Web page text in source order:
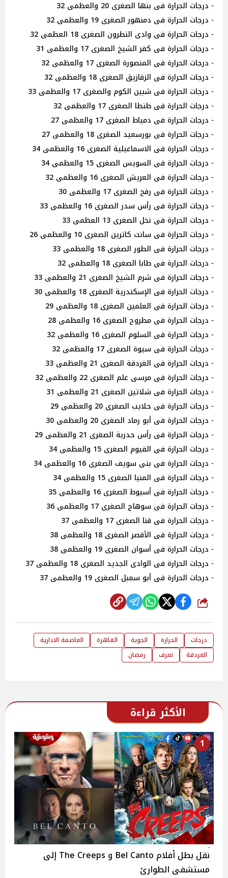
- درجات الحرارة فى بنها الصغرى 20 والعظمى 32
- درجات الحرارة فى دمنهور الصغرى 19 والعظمى 32
- درجات الحرارة فى وادى النطرون الصغرى 18 العظمى 32
- درجات الحرارة فى كفر الشيخ الصغرى 17 والعظمى 31
- درجات الحرارة فى المنصورة الصغرى 17 والعظمى 32
- درجات الحرارة فى الزقازيق الصغرى 18 والعظمى 32
- درجات الحرارة فى شبين الكوم والصغرى 17 والعظمى 33
- درجات الحرارة فى طنطا الصغرى 17 والعظمى 32
- درجات الحرارة فى دمياط الصغرى 17 والعظمى 27
- درجات الحرارة فى بورسعيد الصغرى 18 والعظمى 27
- درجات الحرارة فى الاسماعيلية الصغرى 16 والعظمى 34
- درجات الحرارة فى السويس الصغرى 15 والعظمى 34
- درجات الحرارة فى العريش الصغرى 16 والعظمى 32
- درجات الحرارة فى رفح الصغرى 17 والعظمى 30
- درجات الحرارة فى رأس سدر الصغرى 16 والعظمى 33
- درجات الحرارة فى نخل الصغرى 13 العظمى 33
- درجات الحرارة فى سانت كاترين الصغرى 10 والعظمى 26
- درجات الحرارة فى الطور الصغرى 18 والعظمى 33
- درجات الحرارة فى طابا الصغرى 18 والعظمى 32
- درجات الحرارة فى شرم الشيخ الصغرى 21 والعظمى 33
- درجات الحرارة فى الإسكندرية الصغرى 18 والعظمى 30
- درجات الحرارة فى العلمين الصغرى 18 والعظمى 29
- درجات الحرارة فى مطروح الصغرى 16 والعظمى 28
- درجات الحرارة فى السلوم الصغرى 16 والعظمى 32
- درجات الحرارة فى سيوة الصغرى 17 والعظمى 32
- درجات الحرارة فى الغردقة الصغرى 21 والعظمى 33
- درجات الحرارة فى مرسى علم الصغرى 22 والعظمى 32
- درجات الحرارة فى شلاتين الصغرى 21 والعظمى 31
- درجات الحرارة فى حلايب الصغرى 20 والعظمى 29
- درجات الحرارة فى أبو رماد الصغرى 20 والعظمى 30
- درجات الحرارة فى رأس حدربة الصغرى 21 والعظمى 29
- درجات الحرارة فى الفيوم الصغرى 15 والعظمى 34
- درجات الحرارة فى بنى سويف الصغرى 16 والعظمى 34
- درجات الحرارة فى المنيا الصغرى 15 والعظمى 34
- درجات الحرارة فى أسيوط الصغرى 16 والعظمى 35
- درجات الحرارة فى سوهاج الصغرى 17 والعظمى 36
- درجات الحرارة فى قنا الصغرى 17 والعظمى 37
- درجات الحرارة فى الأقصر الصغرى 18 والعظمى 38
- درجات الحرارة فى أسوان الصغرى 19 والعظمى 38
- درجات الحرارة فى الوادى الجديد الصغرى 18 والعظمى 37
- درجات الحرارة فى أبو سمبل الصغرى 19 والعظمى 37
شارك
درجات الحرارة الجوية القاهرة
العاصمة الادارية
الغردقة
تعرف رمضان
الأكثر قراءة
1
نقل بطل أفلام Bel Canto و The Creeps إلى
مستشفى الطوارئ